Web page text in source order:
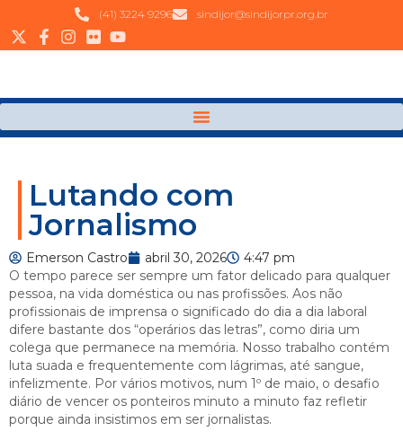
(41) 3224 9296 sindijor@sindijorpr.org.br
Lutando com
Jornalismo
Emerson Castro abril 30, 2026
4:47 pm
O tempo parece ser sempre um fator delicado para qualquer
pessoa, na vida doméstica ou nas profissões. Aos não
profissionais de imprensa o significado do dia a dia laboral
difere bastante dos “operários das letras”, como diria um
colega que permanece na memória. Nosso trabalho contém
luta suada e frequentemente com lágrimas, até sangue,
infelizmente. Por vários motivos, num 1º de maio, o desafio
diário de vencer os ponteiros minuto a minuto faz refletir
porque ainda insistimos em ser jornalistas.